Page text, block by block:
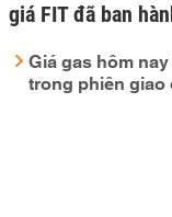
giá FIT đã ban
Giá gas hôm
trong phiên giao